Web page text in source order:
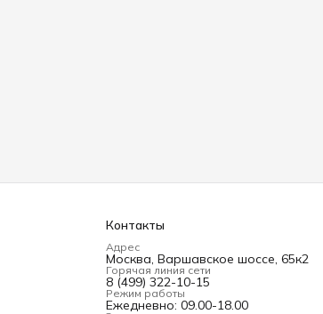
Контакты
Адрес
Москва, Варшавское шоссе, 65к2
Горячая линия сети
8 (499) 322-10-15
Режим работы
Ежедневно: 09.00-18.00